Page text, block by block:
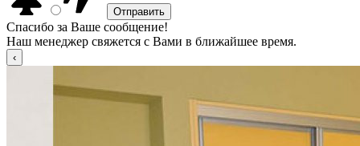
Спасибо за Ваше сообщение!
Наш менеджер свяжется с Вами в ближайшее время.